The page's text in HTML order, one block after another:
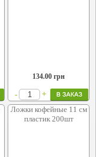
134.00 грн
-
+
Ложки кофейные 11 см
пластик 200шт